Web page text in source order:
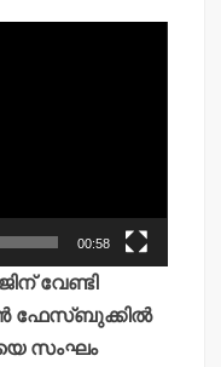
00:58
വേണ്ടി
ഫേസ്ബുക്കില്‍
സംഘം